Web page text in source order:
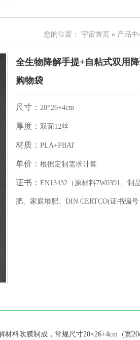
您的位置： 宇宙首页 » 产品中
全生物降解手提+自粘式双用
购物袋
尺寸： 20*26+4cm
厚度： 双面12丝
材质： PLA+PBAT
单价： 根据定制需求计算
证书： EN13432（原材料7W0391、制
肥、家庭堆肥、DIN CERTCO(证书编号
料吹膜制成，常规尺寸20×26+4cm（宽